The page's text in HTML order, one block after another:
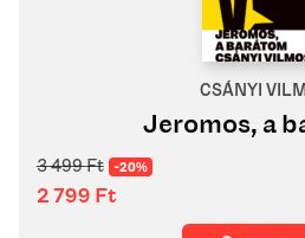
CSÁNYI
Jeromos, a
3 499Ft -20%
2 799 Ft